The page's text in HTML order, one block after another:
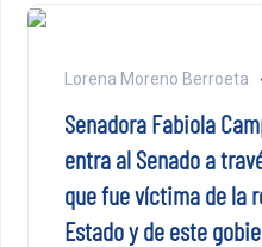
Lorena Moreno Berroeta
Senadora Fabiola
entra al Senado a
que fue víctima de la
Estado y de este